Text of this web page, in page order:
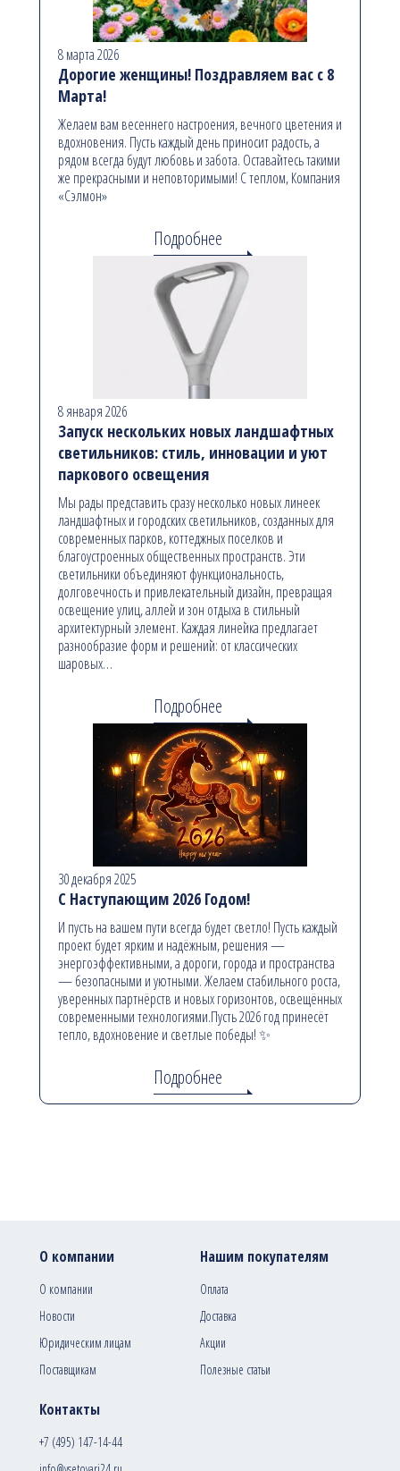
8 марта 2026
Дорогие женщины! Поздравляем вас с 8
Марта!
Желаем вам весеннего настроения, вечного цветения и
вдохновения. Пусть каждый день приносит радость, а
рядом всегда будут любовь и забота. Оставайтесь такими
же прекрасными и неповторимыми! С теплом, Компания
«Сэлмон»
Подробнее
8 января 2026
Запуск нескольких новых ландшафтных
светильников: стиль, инновации и уют
паркового освещения
Мы рады представить сразу несколько новых линеек
ландшафтных и городских светильников, созданных для
современных парков, коттеджных поселков и
благоустроенных общественных пространств. Эти
светильники объединяют функциональность,
долговечность и привлекательный дизайн, превращая
освещение улиц, аллей и зон отдыха в стильный
архитектурный элемент. Каждая линейка предлагает
разнообразие форм и решений: от классических
шаровых…
Подробнее
30 декабря 2025
С Наступающим 2026 Годом!
И пусть на вашем пути всегда будет светло! Пусть каждый
проект будет ярким и надёжным, решения —
энергоэффективными, а дороги, города и пространства
— безопасными и уютными. Желаем стабильного роста,
уверенных партнёрств и новых горизонтов, освещённых
современными технологиями.Пусть 2026 год принесёт
тепло, вдохновение и светлые победы! ✨
Подробнее
Контакты
+7 (495) 147-14-44
О компании
О компании
Новости
Юридическим лицам
Поставщикам
Нашим покупателям
Оплата
Доставка
Акции
Полезные статьи